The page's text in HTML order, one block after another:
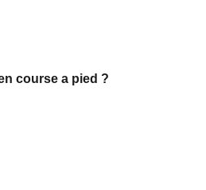
course a pied ?